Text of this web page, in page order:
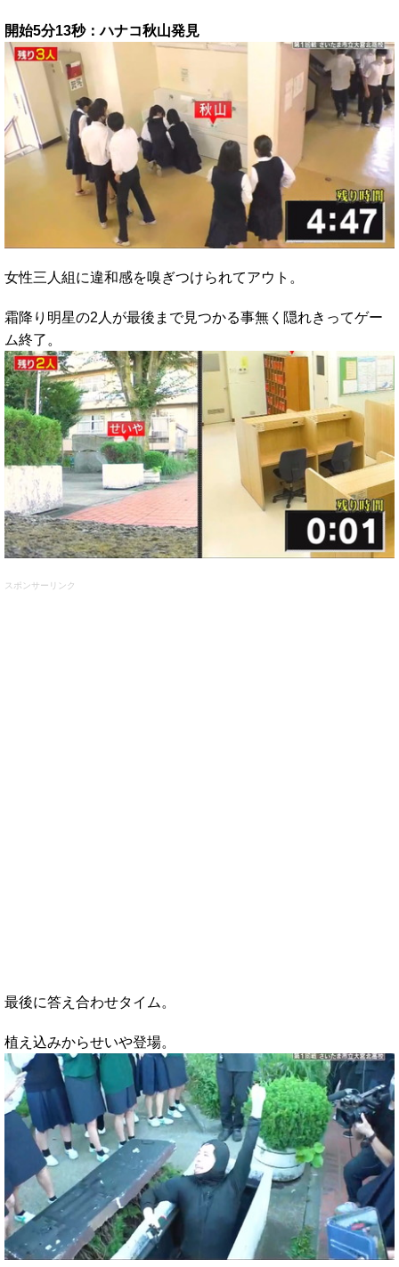
開始5分13秒：ハナコ秋山発見
女性三人組に違和感を嗅ぎつけられてアウト。
霜降り明星の2人が最後まで見つかる事無く隠れきってゲー
ム終了。
スポンサーリンク
最後に答え合わせタイム。
植え込みからせいや登場。